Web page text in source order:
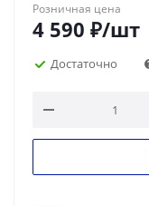
Розничная цена
4 590 ₽/шт
Достаточно